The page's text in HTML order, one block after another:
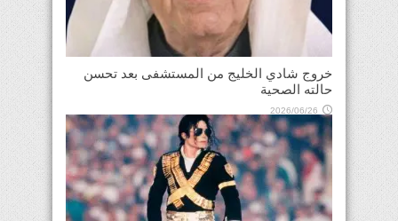
خروج شادي الخليج من المستشفى بعد تحسن
حالته الصحية
2026/06/26